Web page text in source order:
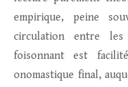
empirique, peine
circulation entre
foisonnant est
onomastique final,